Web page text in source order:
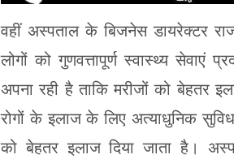
वहीं अस्पताल के बिजनेस डायरेक्टर
लोगों को गुणवत्तापूर्ण स्वास्थ्य सेवाएं
अपना रही है ताकि मरीजों को बेहतर
रोगों के इलाज के लिए अत्याधुनिक
को बेहतर इलाज दिया जाता है।